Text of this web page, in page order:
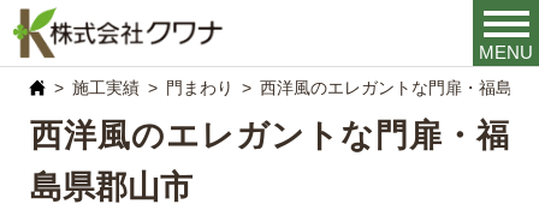
MENU
施工実績 門まわり 西洋風のエレガントな門扉・福島県
西洋風のエレガントな門扉・福
島県郡山市